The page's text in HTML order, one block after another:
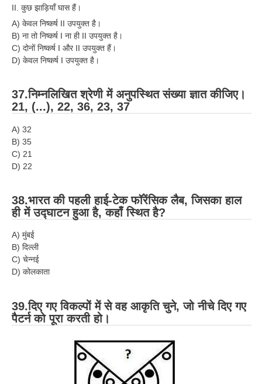
II. कुछ झाड़ियाँ घास हैं।
A) केवल निष्कर्ष II उपयुक्त है।
B) ना तो निष्कर्ष I ना ही II उपयुक्त है।
C) दोनों निष्कर्ष I और II उपयुक्त हैं।
D) केवल निष्कर्ष I उपयुक्त है।
37.निम्नलिखित श्रेणी में अनुपस्थित संख्या ज्ञात कीजिए।
21, (...), 22, 36, 23, 37
A) 32
B) 35
C) 21
D) 22
38.भारत की पहली हाई-टेक फॉरेंसिक लैब, जिसका हाल
ही में उद्घाटन हुआ है, कहाँ स्थित है?
A) मुंबई
B) दिल्ली
C) चेन्नई
D) कोलकाता
39.दिए गए विकल्पों में से वह आकृति चुने, जो नीचे दिए गए
पैटर्न को पूरा करती हो।